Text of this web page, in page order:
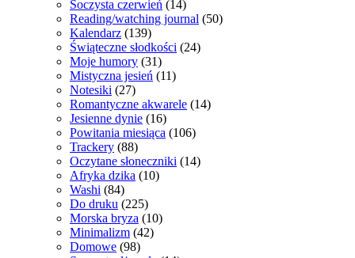
Soczysta czerwień (14)
Reading/watching journal (50)
Kalendarz (139)
Świąteczne słodkości (24)
Moje humory (31)
Mistyczna jesień (11)
Notesiki (27)
Romantyczne akwarele (14)
Jesienne dynie (16)
Powitania miesiąca (106)
Trackery (88)
Oczytane słoneczniki (14)
Afryka dzika (10)
Washi (84)
Do druku (225)
Morska bryza (10)
Minimalizm (42)
Domowe (98)